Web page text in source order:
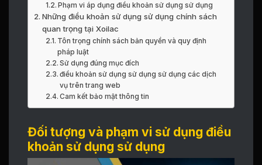
Phạm vi áp dụng điều khoản sử dụng sử dụng
Những điều khoản sử dụng sử dụng chính sách
quan trọng tại Xoilac
Tôn trọng chính sách bản quyền và quy định
pháp luật
Sử dụng đúng mục đích
điều khoản sử dụng sử dụng sử dụng các dịch
vụ trên trang web
Cam kết bảo mật thông tin
Đối tượng và phạm vi sử dụng điều
khoản sử dụng sử dụng